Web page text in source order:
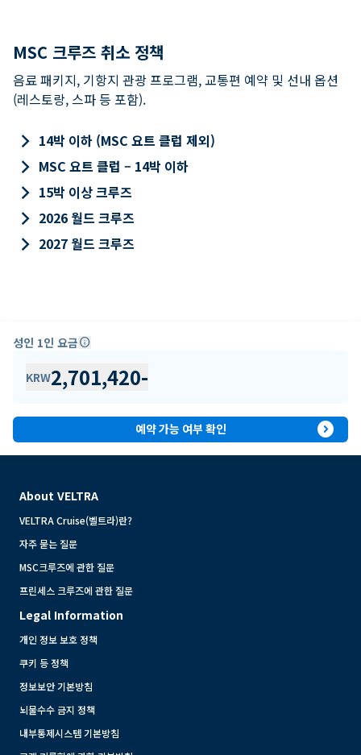
MSC 크루즈 취소 정책
음료 패키지, 기항지 관광 프로그램, 교통편 예약 및 선내 옵션
(레스토랑, 스파 등 포함).
keyboard_arrow_right 14박 이하 (MSC 요트 클럽 제외)
keyboard_arrow_right MSC 요트 클럽 – 14박 이하
keyboard_arrow_right 15박 이상 크루즈
keyboard_arrow_right 2026 월드 크루즈
keyboard_arrow_right 2027 월드 크루즈
성인 1인 요금info
KRW2,701,420-
예약 가능 여부 확인 expand_circle_right
About VELTRA
VELTRA Cruise(벨트라)란?
자주 묻는 질문
MSC크루즈에 관한 질문
프린세스 크루즈에 관한 질문
Legal Information
개인 정보 보호 정책
쿠키 등 정책
정보보안 기본방침
뇌물수수 금지 정책
내부통제시스템 기본방침